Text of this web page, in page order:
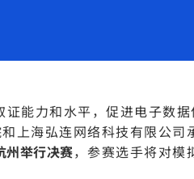
能力和水平，促进电子数
上海弘连网络科技有限公司
举行决赛，参赛选手将对模